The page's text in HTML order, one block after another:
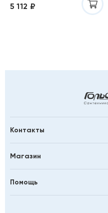
5 112 ₽
Контакты
Магазин
Помощь